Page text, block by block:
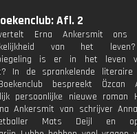
Afl. 2
Erna Ankersmit ons
van het
is er in het leven
In de sprankelende literaire
bespreekt Özcan
persoonlijke nieuwe roman
Ankersmit van schrijver
Mats Deijl en